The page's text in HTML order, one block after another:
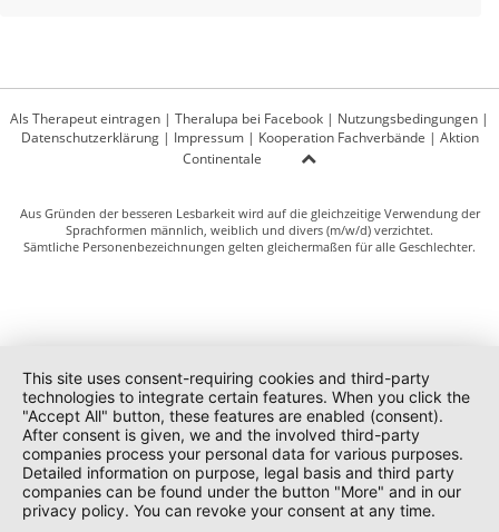
Als Therapeut eintragen | Theralupa bei Facebook | Nutzungsbedingungen |
Datenschutzerklärung| Impressum| Kooperation Fachverbände | Aktion
Continentale
Aus Gründen der besseren Lesbarkeit wird auf die gleichzeitige Verwendung der
Sprachformen männlich, weiblich und divers (m/w/d) verzichtet.
Sämtliche Personenbezeichnungen gelten gleichermaßen für alle Geschlechter.
This site uses consent-requiring cookies and third-party
technologies to integrate certain features. When you click the
"Accept All" button, these features are enabled (consent).
After consent is given, we and the involved third-party
companies process your personal data for various purposes.
Detailed information on purpose, legal basis and third party
companies can be found under the button "More" and in our
privacy policy. You can revoke your consent at any time.